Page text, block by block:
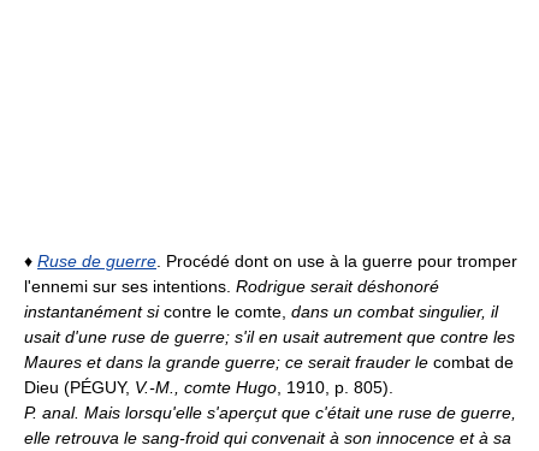
♦ Ruse de guerre. Procédé dont on use à la guerre pour tromper
l'ennemi sur ses intentions. Rodrigue serait déshonoré
instantanément sicontre le comte, dans un combat singulier, il
usait d'une ruse de guerre; s'il en usait autrement que contre les
Maures et dans la grande guerre; ce serait frauder le combat de
Dieu (PÉGUY, V.-M., comte Hugo, 1910, p. 805).
P. anal. Mais lorsqu'elle s'aperçut que c'était une ruse de guerre,
elle retrouva le sang-froid qui convenait à son innocence et à sa